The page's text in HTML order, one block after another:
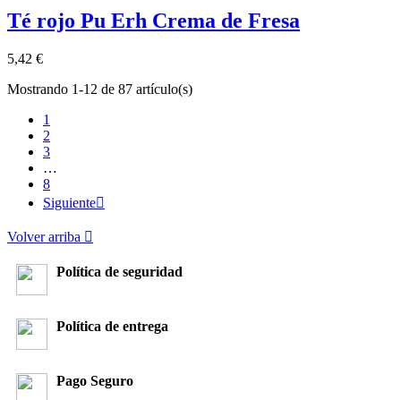
Té rojo Pu Erh Crema de Fresa
5,42 €
Mostrando 1-12 de 87 artículo(s)
1
2
3
…
8
Siguiente
Volver arriba 
Política de seguridad
Política de entrega
Pago Seguro